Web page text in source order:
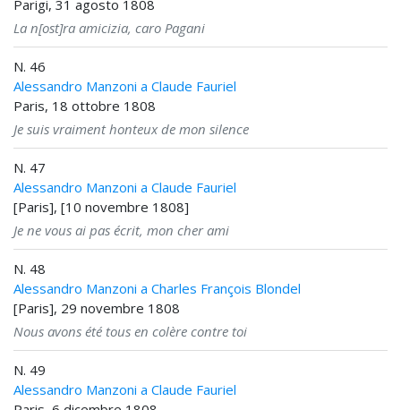
Parigi, 31 agosto 1808
La n[ost]ra amicizia, caro Pagani
N. 46
Alessandro Manzoni a Claude Fauriel
Paris, 18 ottobre 1808
Je suis vraiment honteux de mon silence
N. 47
Alessandro Manzoni a Claude Fauriel
[Paris], [10 novembre 1808]
Je ne vous ai pas écrit, mon cher ami
N. 48
Alessandro Manzoni a Charles François Blondel
[Paris], 29 novembre 1808
Nous avons été tous en colère contre toi
N. 49
Alessandro Manzoni a Claude Fauriel